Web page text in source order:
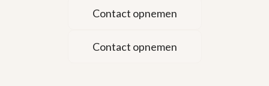
Contact opnemen
Contact opnemen